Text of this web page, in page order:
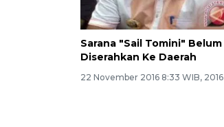
Sarana "Sail Tomini" Belum
Diserahkan Ke Daerah
22 November 2016 8:33 WIB, 2016